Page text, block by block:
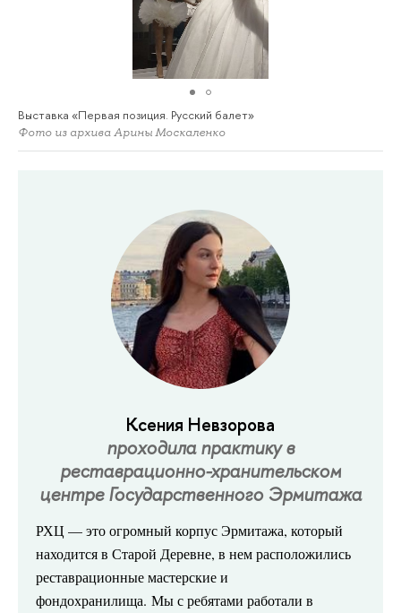
Выставка «Первая позиция. Русский балет»
Фото из архива Арины Москаленко
Ксения Невзорова
проходила практику в
реставрационно-хранительском
центре Государственного Эрмитажа
РХЦ — это огромный корпус Эрмитажа, который
находится в Старой Деревне, в нем расположились
реставрационные мастерские и
фондохранилища. Мы с ребятами работали в